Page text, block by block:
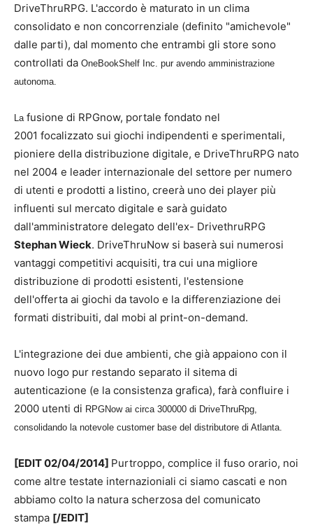
DriveThruRPG. L'accordo è maturato in un clima
consolidato e non concorrenziale (definito "amichevole"
dalle parti), dal momento che entrambi gli store sono
controllati da OneBookShelf Inc. pur avendo amministrazione
autonoma.
La fusione di RPGnow, portale fondato nel
2001 focalizzato sui giochi indipendenti e sperimentali,
pioniere della distribuzione digitale, e DriveThruRPG nato
nel 2004 e leader internazionale del settore per numero
di utenti e prodotti a listino, creerà uno dei player più
influenti sul mercato digitale e sarà guidato
dall'amministratore delegato dell'ex- DrivethruRPG
Stephan Wieck. DriveThruNow si baserà sui numerosi
vantaggi competitivi acquisiti, tra cui una migliore
distribuzione di prodotti esistenti, l'estensione
dell'offerta ai giochi da tavolo e la differenziazione dei
formati distribuiti, dal mobi al print-on-demand.
L'integrazione dei due ambienti, che già appaiono con il
nuovo logo pur restando separato il sitema di
autenticazione (e la consistenza grafica), farà confluire i
2000 utenti di RPGNow ai circa 300000 di DriveThruRpg,
consolidando la notevole customer base del distributore di Atlanta.
[EDIT 02/04/2014] Purtroppo, complice il fuso orario, noi
come altre testate internazioniali ci siamo cascati e non
abbiamo colto la natura scherzosa del comunicato
stampa [/EDIT]